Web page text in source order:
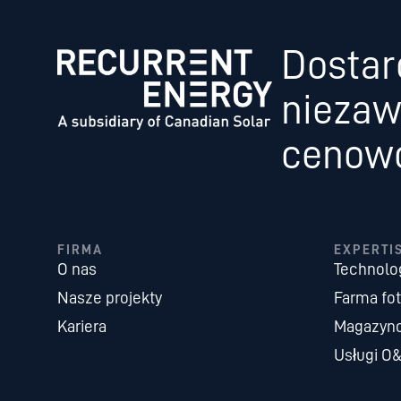
FIRMA
O nas
Nasze projekty
Kariera
Farma
Usługi